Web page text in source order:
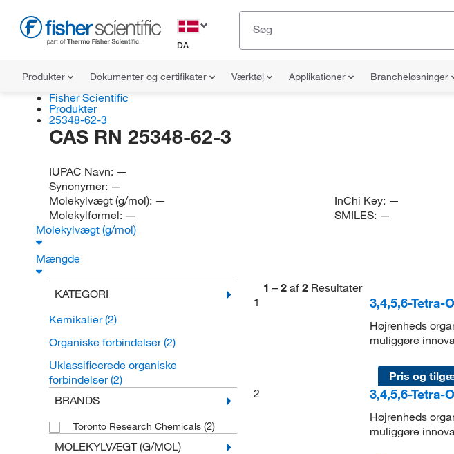
DA
Produkter Dokumenter og certifikater Værktøj Applikationer Brancheløsninger
Fisher Scientific
Produkter
25348-62-3
CAS RN 25348-62-3
IUPAC Navn: —
Synonymer: —
Molekylvægt (g/mol): —
Molekylformel: —
InChi Key: —
SMILES: —
Molekylvægt (g/mol)
Mængde
KATEGORI
Kemikalier(2)
Organiske forbindelser(2)
Uklassificerede organiske
forbindelser(2)
BRANDS
Toronto Research Chemicals (2)
MOLEKYLVÆGT (G/MOL)
1 – 2 af 2 Resultater
1
3,4,5,6-Tetra-
Højrenheds
muliggøre
Pris og
2
3,4,5,6-Tetra-
Højrenheds
muliggøre